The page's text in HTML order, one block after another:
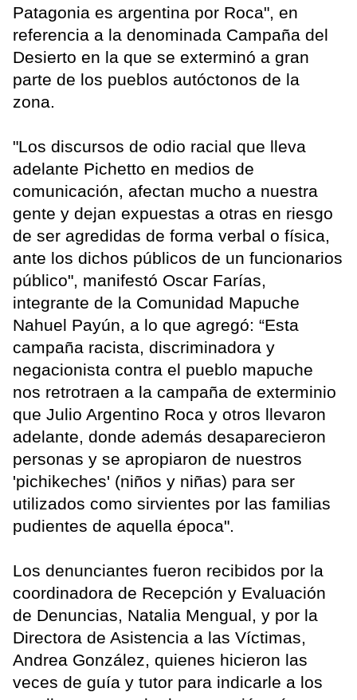
Patagonia es argentina por Roca", en
referencia a la denominada Campaña del
Desierto en la que se exterminó a gran
parte de los pueblos autóctonos de la
zona.
"Los discursos de odio racial que lleva
adelante Pichetto en medios de
comunicación, afectan mucho a nuestra
gente y dejan expuestas a otras en riesgo
de ser agredidas de forma verbal o física,
ante los dichos públicos de un funcionarios
público", manifestó Oscar Farías,
integrante de la Comunidad Mapuche
Nahuel Payún, a lo que agregó: “Esta
campaña racista, discriminadora y
negacionista contra el pueblo mapuche
nos retrotraen a la campaña de exterminio
que Julio Argentino Roca y otros llevaron
adelante, donde además desaparecieron
personas y se apropiaron de nuestros
'pichikeches' (niños y niñas) para ser
utilizados como sirvientes por las familias
pudientes de aquella época".
Los denunciantes fueron recibidos por la
coordinadora de Recepción y Evaluación
de Denuncias, Natalia Mengual, y por la
Directora de Asistencia a las Víctimas,
Andrea González, quienes hicieron las
veces de guía y tutor para indicarle a los